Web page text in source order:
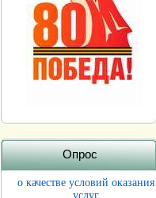
Опрос
о качестве условий оказания
услуг